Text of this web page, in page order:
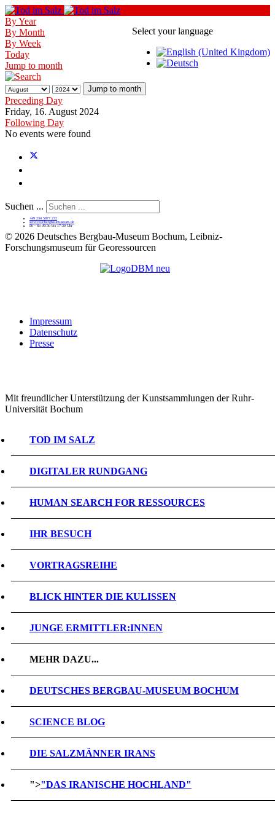
Select your language
By Year
By Month
By Week
Today
Jump to month
Jump to month
Preceding Day
Friday, 16. August 2024
Following Day
No events were found
Suchen ...
+49 234 5877 232
service@bergbaumuseum.de
Di - So 09:30 bis 17:30 Uhr
© 2026 Deutsches Bergbau-Museum Bochum, Leibniz-
Forschungsmuseum für Georessourcen
Impressum
Datenschutz
Presse
Mit freundlicher Unterstützung der Kunstsammlungen der Ruhr-
Universität Bochum
TOD IM SALZ
DIGITALER RUNDGANG
HUMAN SEARCH FOR RESSOURCES
IHR BESUCH
VORTRAGSREIHE
BLICK HINTER DIE KULISSEN
JUNGE ERMITTLER:INNEN
MEHR DAZU...
DEUTSCHES BERGBAU-MUSEUM BOCHUM
SCIENCE BLOG
DIE SALZMÄNNER IRANS
">"DAS IRANISCHE HOCHLAND"